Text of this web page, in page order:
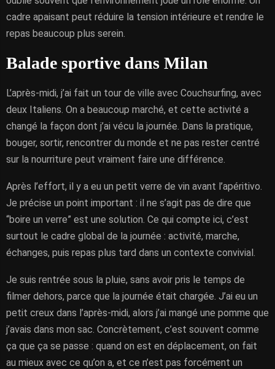
cadre apaisant peut réduire la tension intérieure et rendre le
repas beaucoup plus serein.
Balade sportive dans Milan
L’après-midi, j’ai fait un tour de ville avec Couchsurfing, avec
deux Italiens. On a beaucoup marché, et cette activité a
changé la façon dont j’ai vécu la journée. Dans la pratique,
bouger, sortir, rencontrer du monde et ne pas rester centré
sur la nourriture peut vraiment faire une différence.
Après l’effort, il y a eu un petit verre de vin avant l’apéritivo.
Je précise un point important : il ne s’agit pas de dire que
“boire un verre” est une solution. Ce qui compte ici, c’est
surtout le cadre global de la journée : activité, marche,
échanges, puis repas plus tard dans un contexte convivial.
Je suis rentrée sous la pluie, sans avoir pris le temps de
filmer dehors, parce que la journée était chargée. J’ai eu un
petit creux dans l’après-midi, alors j’ai mangé une pomme que
j’avais dans mon sac. Concrètement, c’est souvent comme
ça que ça se passe : quand on est en déplacement, on fait
au mieux avec ce qu’on a, et ce n’est pas forcément un